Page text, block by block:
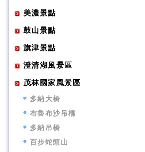
美濃景點
鼓山景點
旗津景點
澄清湖風景區
茂林國家風景區
多納大橋
布魯布沙吊橋
多納吊橋
百步蛇頭山